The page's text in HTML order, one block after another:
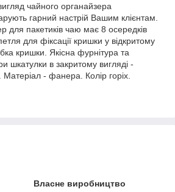
чайного органайзера
гарний настрій Вашим клієнтам.
для пакетиків чаю має 8 осередків
для фіксації кришки у відкритому
кришки. Якісна фурнітура та
шкатулки в закритому вигляді -
- фанера. Колір горіх.
Власне виробництво